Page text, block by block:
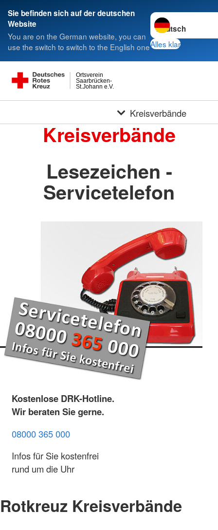
Sie befinden sich auf der deutschen
Website
You are on the German website, you can
use the switch to switch to the English one
Sprache wechseln
Alles klar
St.Johann e.V.
Saarbrücken-
Ortsverein
Kreisverbände
Kreisverbände
Lesezeichen -
Servicetelefon
Kostenlose DRK-Hotline.
Wir beraten Sie gerne.
08000 365 000
Infos für Sie kostenfrei
rund um die Uhr
Rotkreuz Kreisverbände